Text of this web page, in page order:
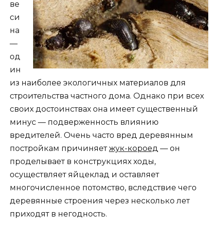
ве
си
на
—
од
ин
из наиболее экологичных материалов для
строительства частного дома. Однако при всех
своих достоинствах она имеет существенный
минус — подверженность влиянию
вредителей. Очень часто вред деревянным
постройкам причиняетжук-короед — он
проделывает в конструкциях ходы,
осуществляет яйцеклад и оставляет
многочисленное потомство, вследствие чего
деревянные строения через несколько лет
приходят в негодность.